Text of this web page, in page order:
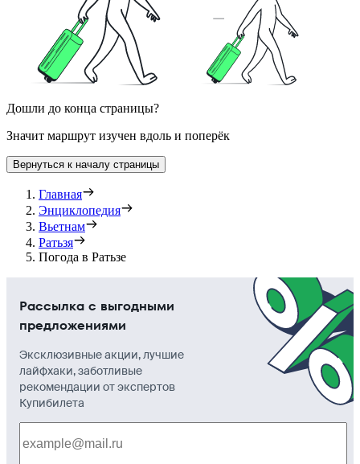
Дошли до конца страницы?
Значит маршрут изучен вдоль и поперёк
Вернуться к началу страницы
Главная
Энциклопедия
Вьетнам
Ратьзя
Погода в Ратьзе
Рассылка с выгодными
предложениями
Эксклюзивные акции, лучшие
лайфхаки, заботливые
рекомендации от экспертов
Купибилета